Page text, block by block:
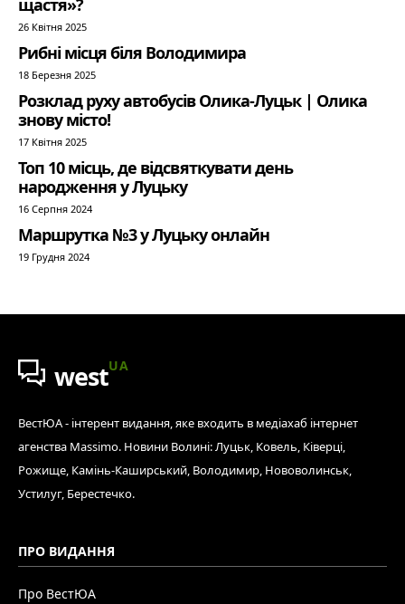
щастя»?
26 Квітня 2025
Рибні місця біля Володимира
18 Березня 2025
Розклад руху автобусів Олика-Луцьк | Олика
знову місто!
17 Квітня 2025
Топ 10 місць, де відсвяткувати день
народження у Луцьку
16 Серпня 2024
Маршрутка №3 у Луцьку онлайн
19 Грудня 2024
westUA
ВестЮА - інтерент видання, яке входить в медіахаб інтернет
агенства Massimo. Новини Волині: Луцьк, Ковель, Ківерці,
Рожище, Камінь-Каширський, Володимир, Нововолинськ,
Устилуг, Берестечко.
ПРО ВИДАННЯ
Про ВестЮА